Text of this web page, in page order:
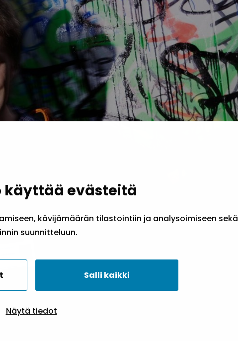
käyttää evästeitä
kävijämäärän tilastointiin ja analysoimiseen sekä
suunnitteluun.
Salli kaikki
Näytä tiedot